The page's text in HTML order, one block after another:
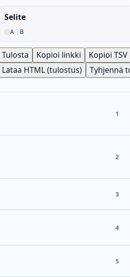
Selite
A B
Tulosta Kopioi linkki Kopioi TSV
Lataa HTML (tulostus)
Tyhjennä
1
2
3
4
5